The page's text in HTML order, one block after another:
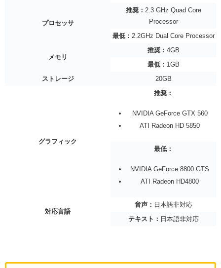
プロセッサ
推奨： 2.3 GHz Quad Core
Processor
最低： 2.2GHz Dual Core Processor
メモリ
推奨： 4GB
最低： 1GB
ストレージ
20GB
グラフィック
推奨：
NVIDIA GeForce GTX 560
ATI Radeon HD 5850
最低：
NVIDIA GeForce 8800 GTS
ATI Radeon HD4800
対応言語
音声： 日本語非対応
テキスト： 日本語非対応